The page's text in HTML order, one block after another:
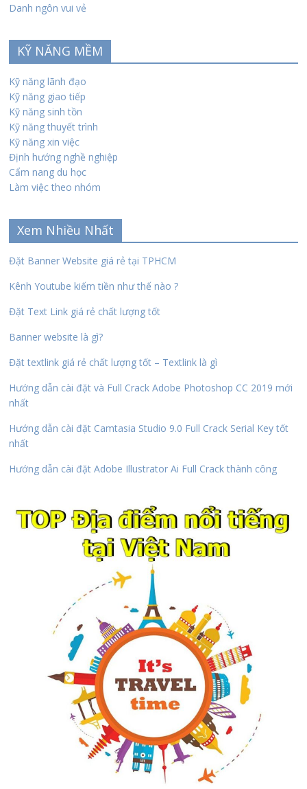
Danh ngôn vui vẻ
KỸ NĂNG MỀM
Kỹ năng lãnh đạo
Kỹ năng giao tiếp
Kỹ năng sinh tồn
Kỹ năng thuyết trình
Kỹ năng xin việc
Định hướng nghề nghiệp
Cẩm nang du học
Làm việc theo nhóm
Xem Nhiều Nhất
Đặt Banner Website giá rẻ tại TPHCM
Kênh Youtube kiếm tiền như thế nào ?
Đặt Text Link giá rẻ chất lượng tốt
Banner website là gì?
Đặt textlink giá rẻ chất lượng tốt – Textlink là gì
Hướng dẫn cài đặt và Full Crack Adobe Photoshop CC 2019 mới
nhất
Hướng dẫn cài đặt Camtasia Studio 9.0 Full Crack Serial Key tốt
nhất
Hướng dẫn cài đặt Adobe Illustrator Ai Full Crack thành công